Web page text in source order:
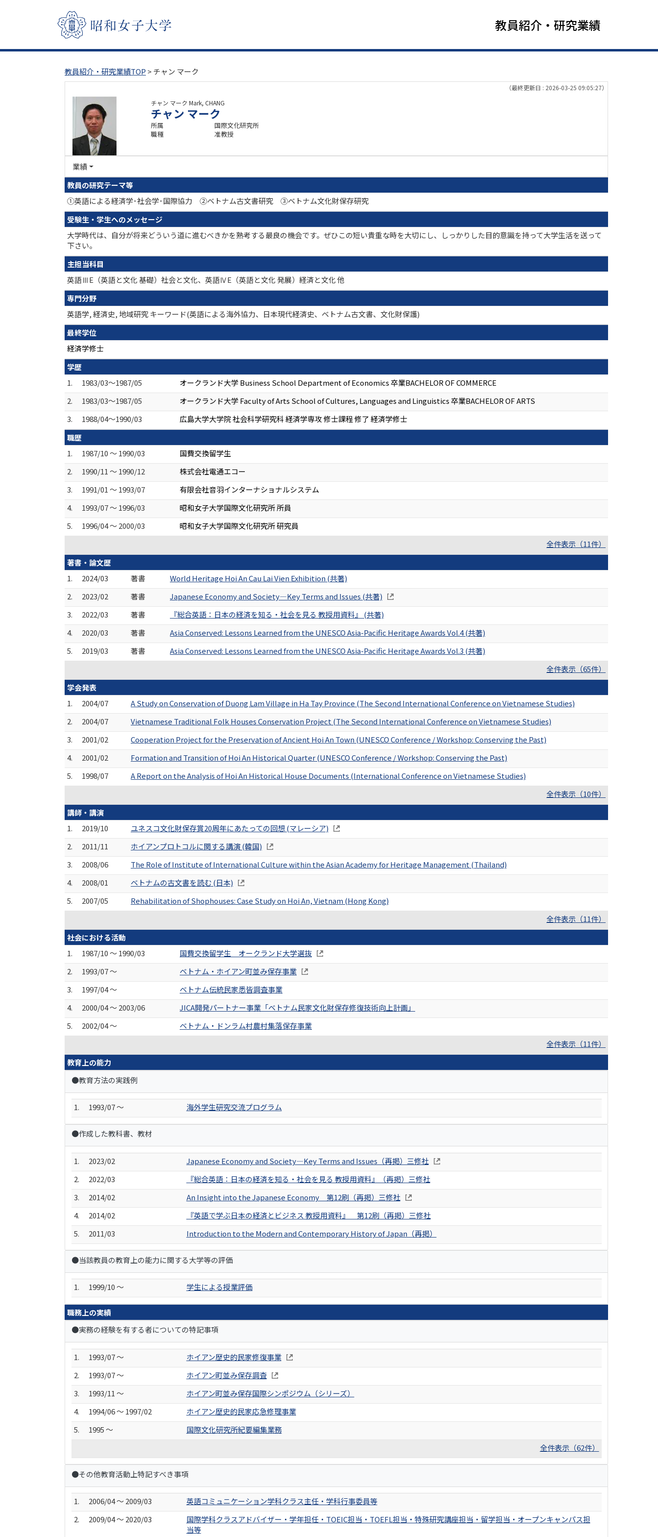
教員紹介・研究業績
教員紹介・研究業績TOP > チャン マーク
（最終更新日 : 2026-03-25 09:05:27）
チャン マーク Mark, CHANG
チャン マーク
所属
国際文化研究所
職種
准教授
業績
教員の研究テーマ等
①英語による経済学･社会学･国際協力 ②ベトナム古文書研究 ③ベトナム文化財保存研究
受験生・学生へのメッセージ
大学時代は、自分が将来どういう道に進むべきかを熟考する最良の機会です。ぜひこの短い貴重な時を大切にし、しっかりした目的意識を持って大学生活を送って
下さい。
主担当科目
英語ⅢE（英語と文化 基礎）社会と文化、英語ⅣE（英語と文化 発展）経済と文化 他
専門分野
英語学, 経済史, 地域研究 キーワード(英語による海外協力、日本現代経済史、ベトナム古文書、文化財保護)
最終学位
経済学修士
学歴
1.
1983/03～1987/05
オークランド大学 Business School Department of Economics 卒業BACHELOR OF COMMERCE
2.
1983/03～1987/05
オークランド大学 Faculty of Arts School of Cultures, Languages and Linguistics 卒業BACHELOR OF ARTS
3.
1988/04～1990/03
広島大学大学院 社会科学研究科 経済学専攻 修士課程 修了 経済学修士
職歴
1.
1987/10 ～ 1990/03
国費交換留学生
2.
1990/11 ～ 1990/12
株式会社電通エコー
3.
1991/01 ～ 1993/07
有限会社音羽インターナショナルシステム
4.
1993/07 ～ 1996/03
昭和女子大学国際文化研究所 所員
5.
1996/04 ～ 2000/03
昭和女子大学国際文化研究所 研究員
全件表示（11件）
著書・論文歴
1.
2024/03 著書
World Heritage Hoi An Cau Lai Vien Exhibition (共著)
2.
2023/02 著書
Japanese Economy and Society―Key Terms and Issues (共著)
3.
2022/03 著書
『総合英語：日本の経済を知る・社会を見る 教授用資料』 (共著)
4.
2020/03 著書
Asia Conserved: Lessons Learned from the UNESCO Asia-Pacific Heritage Awards Vol.4 (共著)
5.
2019/03 著書
Asia Conserved: Lessons Learned from the UNESCO Asia-Pacific Heritage Awards Vol.3 (共著)
全件表示（65件）
学会発表
1.
2004/07
A Study on Conservation of Duong Lam Village in Ha Tay Province (The Second International Conference on Vietnamese Studies)
2.
2004/07
Vietnamese Traditional Folk Houses Conservation Project (The Second International Conference on Vietnamese Studies)
3.
2001/02
Cooperation Project for the Preservation of Ancient Hoi An Town (UNESCO Conference / Workshop: Conserving the Past)
4.
2001/02
Formation and Transition of Hoi An Historical Quarter (UNESCO Conference / Workshop: Conserving the Past)
5.
1998/07
A Report on the Analysis of Hoi An Historical House Documents (International Conference on Vietnamese Studies)
全件表示（10件）
講師・講演
1.
2019/10
ユネスコ文化財保存賞20周年にあたっての回想 (マレーシア)
2.
2011/11
ホイアンプロトコルに関する講演 (韓国)
3.
2008/06
The Role of Institute of International Culture within the Asian Academy for Heritage Management (Thailand)
4.
2008/01
ベトナムの古文書を読む (日本)
5.
2007/05
Rehabilitation of Shophouses: Case Study on Hoi An, Vietnam (Hong Kong)
全件表示（11件）
社会における活動
1.
1987/10 ～ 1990/03
国費交換留学生 オークランド大学選抜
2.
1993/07 ～
ベトナム・ホイアン町並み保存事業
3.
1997/04 ～
ベトナム伝統民家悉皆調査事業
4.
2000/04 ～ 2003/06
JICA開発パートナー事業「ベトナム民家文化財保存修復技術向上計画」
5.
2002/04 ～
ベトナム・ドンラム村農村集落保存事業
全件表示（11件）
教育上の能力
●教育方法の実践例
1. 1993/07 ～ 海外学生研究交流プログラム
●作成した教科書、教材
1. 2023/02
Japanese Economy and Society―Key Terms and Issues（再掲）三修社
2.
2022/03
『総合英語：日本の経済を知る・社会を見る 教授用資料』（再掲）三修社
3.
2014/02
An Insight into the Japanese Economy 第12刷（再掲）三修社
4.
2014/02
『英語で学ぶ日本の経済とビジネス 教授用資料』 第12刷（再掲）三修社
5.
2011/03 Introduction to the Modern and Contemporary History of Japan（再掲）
●当該教員の教育上の能力に関する大学等の評価
1. 1999/10 ～ 学生による授業評価
職務上の実績
●実務の経験を有する者についての特記事項
1. 1993/07 ～
ホイアン歴史的民家修復事業
2.
1993/07 ～
ホイアン町並み保存調査
3.
1993/11 ～
ホイアン町並み保存国際シンポジウム（シリーズ）
4.
1994/06 ～ 1997/02
ホイアン歴史的民家応急修理事業
5.
1995 ～
国際文化研究所紀要編集業務
全件表示（62件）
●その他教育活動上特記すべき事項
1. 2006/04 ～ 2009/03
英語コミュニケーション学科クラス主任・学科行事委員等
2.
2009/04 ～ 2020/03
国際学科クラスアドバイザー・学年担任・TOEIC担当・TOEFL担当・特殊研究講座担当・留学担当・オープンキャンパス担
当等